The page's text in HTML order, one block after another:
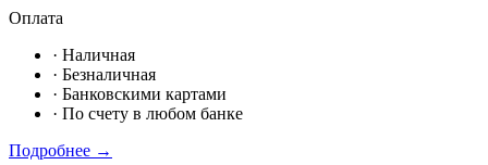
Оплата
· Наличная
· Безналичная
· Банковскими картами
· По счету в любом банке
Подробнее →